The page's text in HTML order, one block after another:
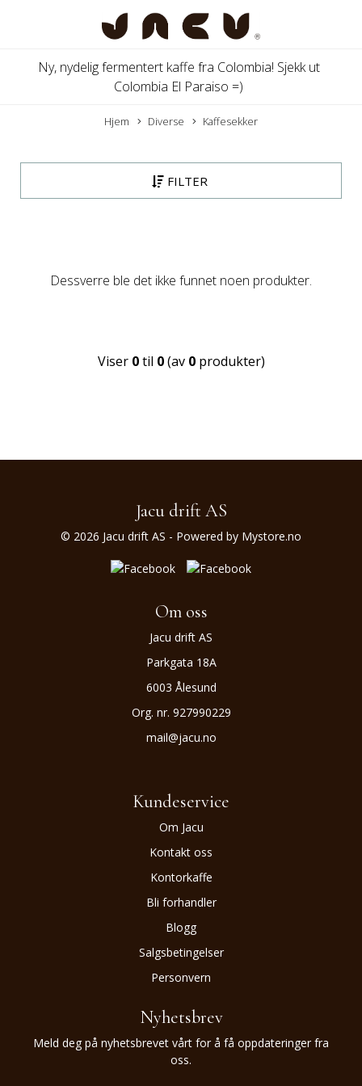
Ny, nydelig fermentert kaffe fra Colombia! Sjekk ut
Colombia El Paraiso =)
Hjem Diverse Kaffesekker
FILTER
Dessverre ble det ikke funnet noen produkter.
Viser 0til 0(av 0produkter)
Jacu drift AS
© 2026 Jacu drift AS - Powered by Mystore.no
Om oss
Jacu drift AS
Parkgata 18A
6003 Ålesund
Org. nr. 927990229
mail@jacu.no
Kundeservice
Om Jacu
Kontakt oss
Kontorkaffe
Bli forhandler
Blogg
Salgsbetingelser
Personvern
Nyhetsbrev
Meld deg på nyhetsbrevet vårt for å få oppdateringer fra
oss.